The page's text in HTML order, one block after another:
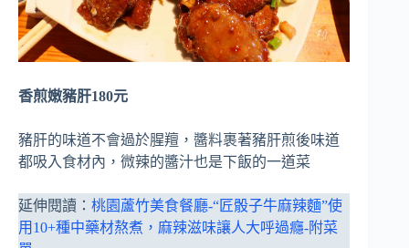
香煎嫩豬肝180元
豬肝的味道不會過於腥羶，醬料裹著豬肝煎後味道
都吸入食材內，微辣的醬汁也是下飯的一道菜
延伸閱讀： 桃園蘆竹美食餐廳-“匠骰子牛麻辣麵”使
用10+種中藥材熬煮，麻辣滋味讓人大呼過癮-附菜